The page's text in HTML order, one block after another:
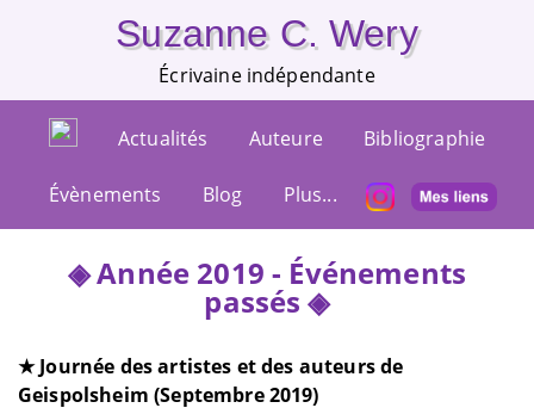
Suzanne C. Wery
Écrivaine indépendante
Actualités Auteure Bibliographie
Évènements Blog Plus...
Année 2019 - Événements
passés
★ Journée des artistes et des auteurs de
Geispolsheim (Septembre 2019)